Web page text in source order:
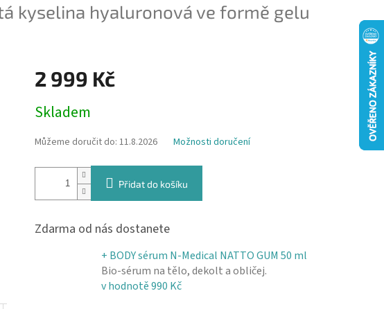
kyselina hyaluronová ve formě gelu
2 999 Kč
cena:
Skladem
Můžeme doručit do: 11.8.2026 Možnosti doručení
Přidat do košíku
Zdarma od nás dostanete
+ BODY sérum N-Medical NATTO GUM 50 ml
Bio-sérum na tělo, dekolt a obličej.
v hodnotě 990 Kč